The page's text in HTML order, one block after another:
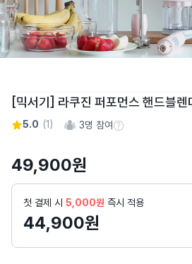
토
어
스
리
지
[믹서기] 라쿠진 퍼포먼스 핸드블렌
5.0 (1) 3명 참여참여 수 정보
49,900원
첫 결제 시 5,000원 즉시 적용
44,900원